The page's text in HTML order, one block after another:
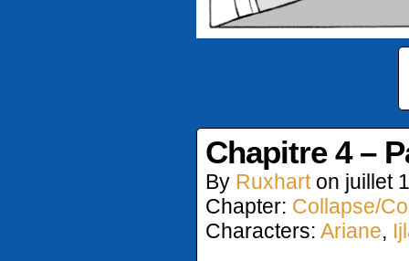
Chapitre 4 –
By Ruxhart on juillet
Chapter: Collapse/
Characters: Ariane,